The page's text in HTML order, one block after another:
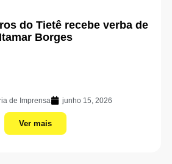
do Tietê recebe verba de
Itamar Borges
de Imprensa junho 15, 2026
Ver mais